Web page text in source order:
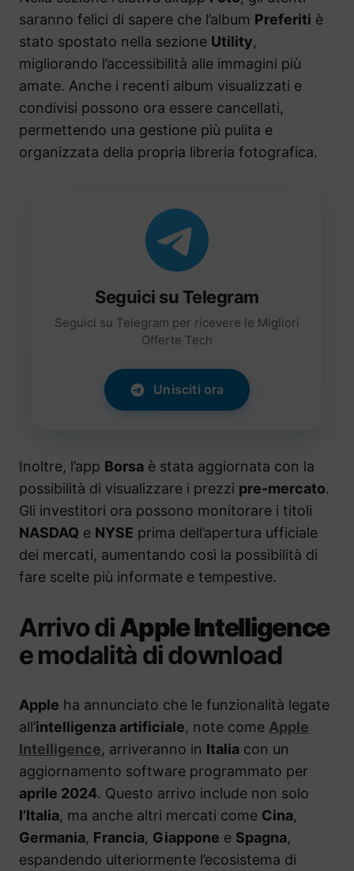
saranno felici di sapere che l’album Preferiti è
stato spostato nella sezione Utility,
migliorando l’accessibilità alle immagini più
amate. Anche i recenti album visualizzati e
condivisi possono ora essere cancellati,
permettendo una gestione più pulita e
organizzata della propria libreria fotografica.
Seguici su Telegram
Seguici su Telegram per ricevere le Migliori
Offerte Tech
Unisciti ora
Inoltre, l’app Borsa è stata aggiornata con la
possibilità di visualizzare i prezzi pre-mercato.
Gli investitori ora possono monitorare i titoli
NASDAQ e NYSE prima dell’apertura ufficiale
dei mercati, aumentando così la possibilità di
fare scelte più informate e tempestive.
Arrivo diApple Intelligence
e modalità di download
Apple ha annunciato che le funzionalità legate
all’intelligenza artificiale, note come Apple
Intelligence, arriveranno in Italia con un
aggiornamento software programmato per
aprile 2024. Questo arrivo include non solo
l’Italia, ma anche altri mercati come Cina,
Germania, Francia, Giappone e Spagna,
espandendo ulteriormente l’ecosistema di